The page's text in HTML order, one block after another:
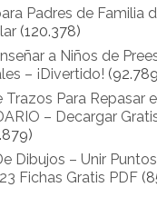
Padres de Familia
(120.378)
a Niños de
– ¡Divertido!
Trazos Para Repasar
– Decargar
Dibujos – Unir
Fichas Gratis PDF